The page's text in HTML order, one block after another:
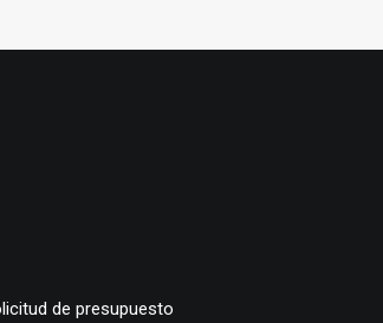
de presupuesto